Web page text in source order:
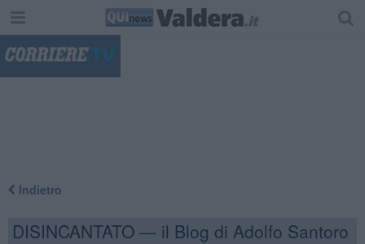
Indietro
DISINCANTATO — il Blog di Adolfo Santoro